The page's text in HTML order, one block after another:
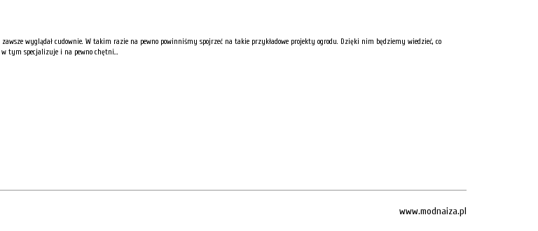
wyglądał cudownie. W takim razie na pewno powinniśmy spojrzeć na takie przykładowe projekty ogrodu. Dzięki nim będziemy wiedzieć, co
tym specjalizuje i na pewno chętni...
www.modnaiza.pl